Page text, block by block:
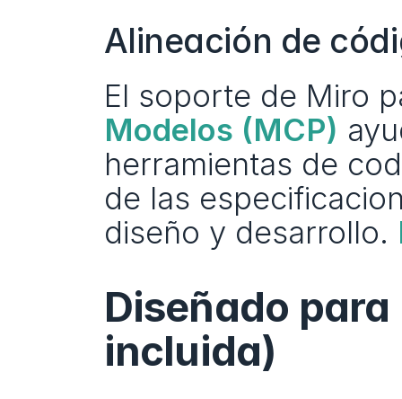
Alineación de
El soporte de Miro
Modelos (MCP)
herramientas de
de las
diseño y desarrollo.
Diseñado
incluida)